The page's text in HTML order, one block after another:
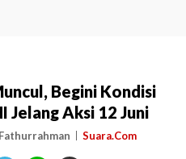
Begini Kondisi
Jelang Aksi 12 Juni
Suara.Com